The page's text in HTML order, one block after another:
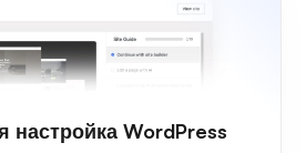
настройка WordPress